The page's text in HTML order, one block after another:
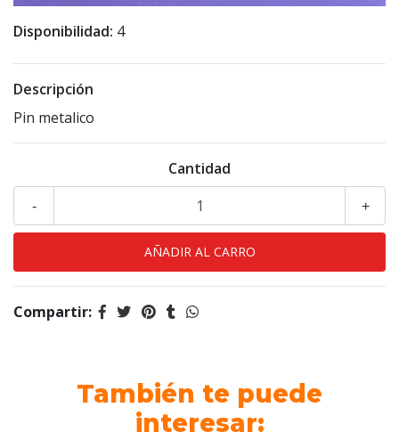
Disponibilidad: 4
Descripción
Pin metalico
Cantidad
+
-
Compartir:
También te puede
interesar: